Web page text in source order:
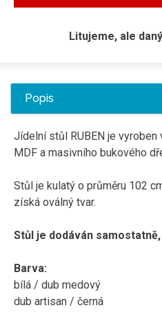
Litujeme, ale
Popis
Jídelní stůl RUBEN je vyroben
MDF a masivního bukového
Stůl je kulatý o průměru 102
získá oválný tvar.
Stůl je dodáván
Barva:
bílá / dub medový
dub artisan / černá